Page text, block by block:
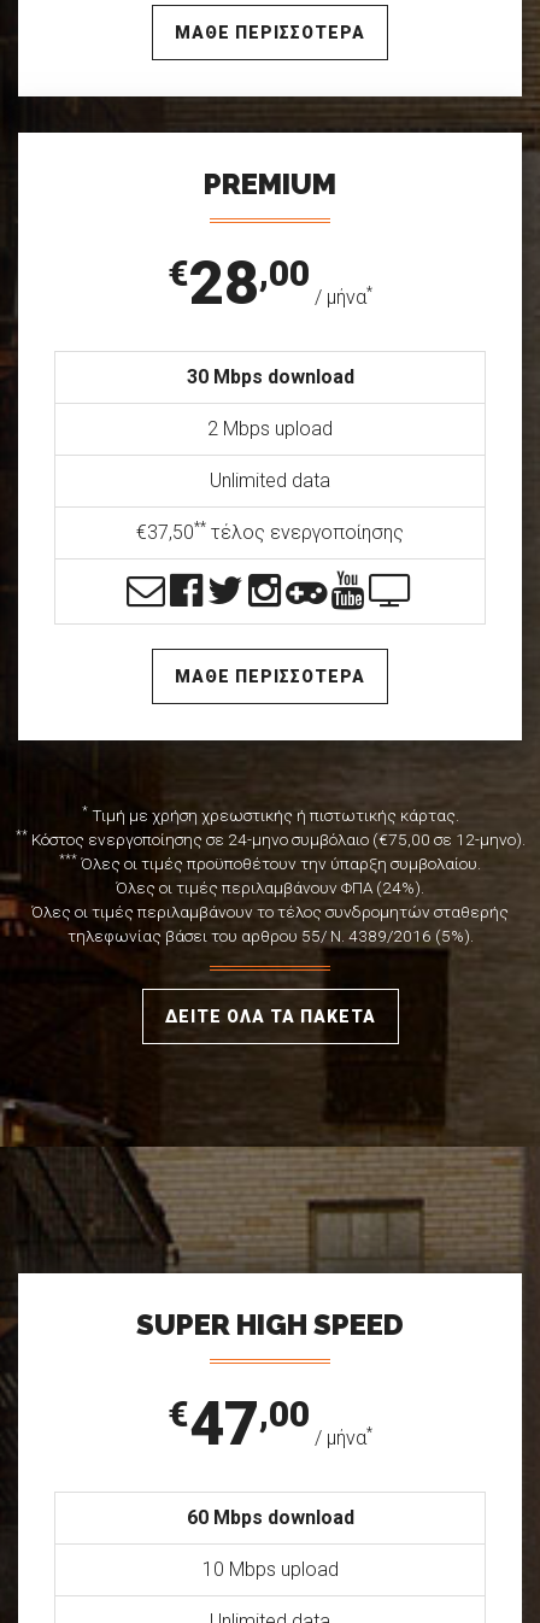
ΜΑΘΕ ΠΕΡΙΣΣΟΤΕΡΑ
PREMIUM
€28,00
/ μήνα*
30 Mbps download
2 Mbps upload
Unlimited data
€37,50** τέλος ενεργοποίησης
ΜΑΘΕ ΠΕΡΙΣΣΟΤΕΡΑ
* Τιμή με χρήση χρεωστικής ή πιστωτικής κάρτας.
** Κόστος ενεργοποίησης σε 24-μηνο συμβόλαιο (€75,00 σε 12-μηνο).
*** Όλες οι τιμές προϋποθέτουν την ύπαρξη συμβολαίου.
Όλες οι τιμές περιλαμβάνουν ΦΠΑ (24%).
Όλες οι τιμές περιλαμβάνουν το τέλος συνδρομητών σταθερής
τηλεφωνίας βάσει του αρθρου 55/ Ν. 4389/2016 (5%).
ΔΕΙΤΕ ΟΛΑ ΤΑ ΠΑΚΕΤΑ
SUPER HIGH SPEED
€47,00
/ μήνα*
60 Mbps download
10 Mbps upload